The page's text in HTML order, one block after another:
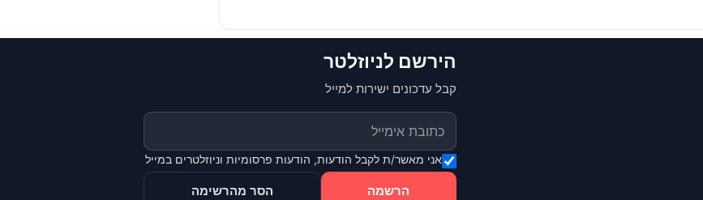
הירשם לניוזלטר
קבל עדכונים ישירות למייל
אני מאשר/ת לקבל הודעות, הודעות פרסומיות וניוזלטרים במייל
הרשמה הסר מהרשימה